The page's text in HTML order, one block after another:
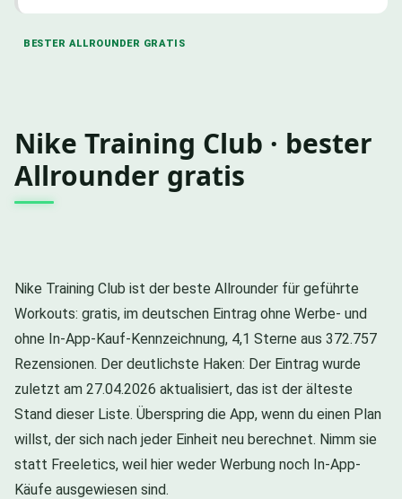
BESTER ALLROUNDER GRATIS
Nike Training Club · bester
Allrounder gratis
Nike Training Club ist der beste Allrounder für geführte
Workouts: gratis, im deutschen Eintrag ohne Werbe- und
ohne In-App-Kauf-Kennzeichnung, 4,1 Sterne aus 372.757
Rezensionen. Der deutlichste Haken: Der Eintrag wurde
zuletzt am 27.04.2026 aktualisiert, das ist der älteste
Stand dieser Liste. Überspring die App, wenn du einen Plan
willst, der sich nach jeder Einheit neu berechnet. Nimm sie
statt Freeletics, weil hier weder Werbung noch In-App-
Käufe ausgewiesen sind.